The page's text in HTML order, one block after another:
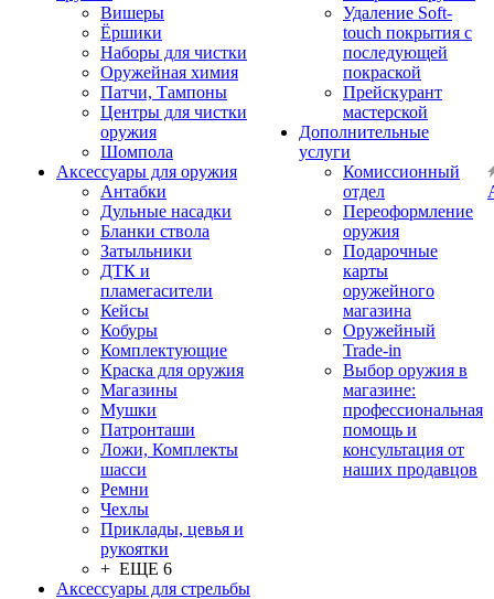
Вишеры
Ёршики
Наборы для чистки
Оружейная химия
Патчи, Тампоны
Центры для чистки
оружия
Шомпола
Аксессуары для оружия
Антабки
Дульные насадки
Бланки ствола
Затыльники
ДТК и
пламегасители
Кейсы
Кобуры
Комплектующие
Краска для оружия
Магазины
Мушки
Патронташи
Ложи, Комплекты
шасси
Ремни
Чехлы
Приклады, цевья и
рукоятки
+ ЕЩЕ 6
Аксессуары для стрельбы
Удаление Soft-
touch покрытия с
последующей
покраской
Прейскурант
мастерской
Дополнительные
услуги
Комиссионный
отдел
Переоформление
оружия
Подарочные
карты
оружейного
магазина
Оружейный
Trade-in
Выбор оружия в
магазине:
профессиональная
помощь и
консультация от
наших продавцов